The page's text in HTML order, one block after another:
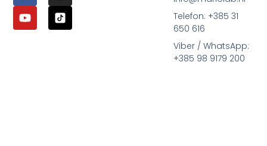
Telefon: +385 31
650 616
Viber / WhatsApp:
+385 98 9179 200